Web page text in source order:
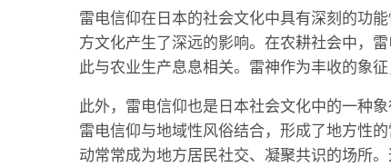
雷电信仰在日本的社会文化中具有深刻的功
方文化产生了深远的影响。在农耕社会中，
此与农业生产息息相关。雷神作为丰收的象
此外，雷电信仰也是日本社会文化中的一种
雷电信仰与地域性风俗结合，形成了地方性
动常常成为地方居民社交、凝聚共识的场所